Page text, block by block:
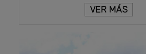
VER MÁS